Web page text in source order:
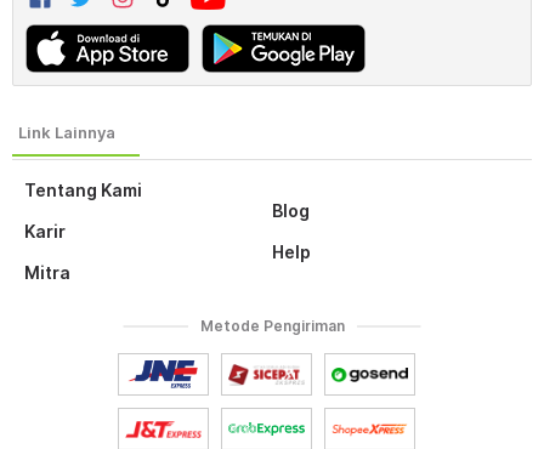
Tentang Kami
Karir
Mitra
Blog
Help
Metode Pengiriman